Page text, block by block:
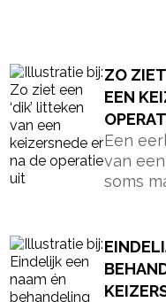
ZO
EEN
Een
van
soms